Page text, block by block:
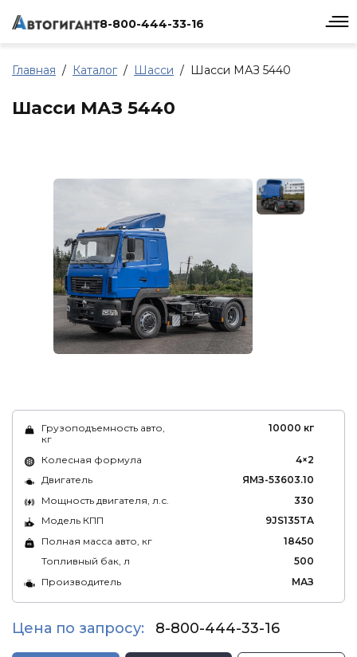
8-800-444-33-16
Главная Каталог Шасси Шасси МАЗ 5440
Шасси МАЗ 5440
Грузоподъемность авто,
кг
10000 кг
Колесная формула
4×2
Двигатель
ЯМЗ-53603.10
Мощность двигателя, л.с.
330
Модель КПП
9JS135TA
Полная масса авто, кг
18450
Топливный бак, л
500
Производитель
МАЗ
Цена по запросу: 8-800-444-33-16